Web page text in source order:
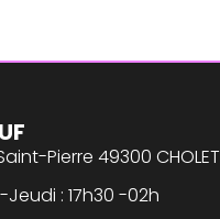
Pierre 49300 CHOLET
: 17h30 -02h